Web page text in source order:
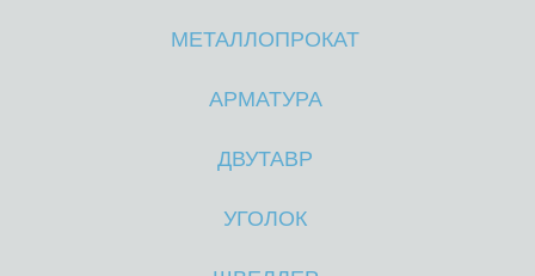
МЕТАЛЛОПРОКАТ
АРМАТУРА
ДВУТАВР
УГОЛОК